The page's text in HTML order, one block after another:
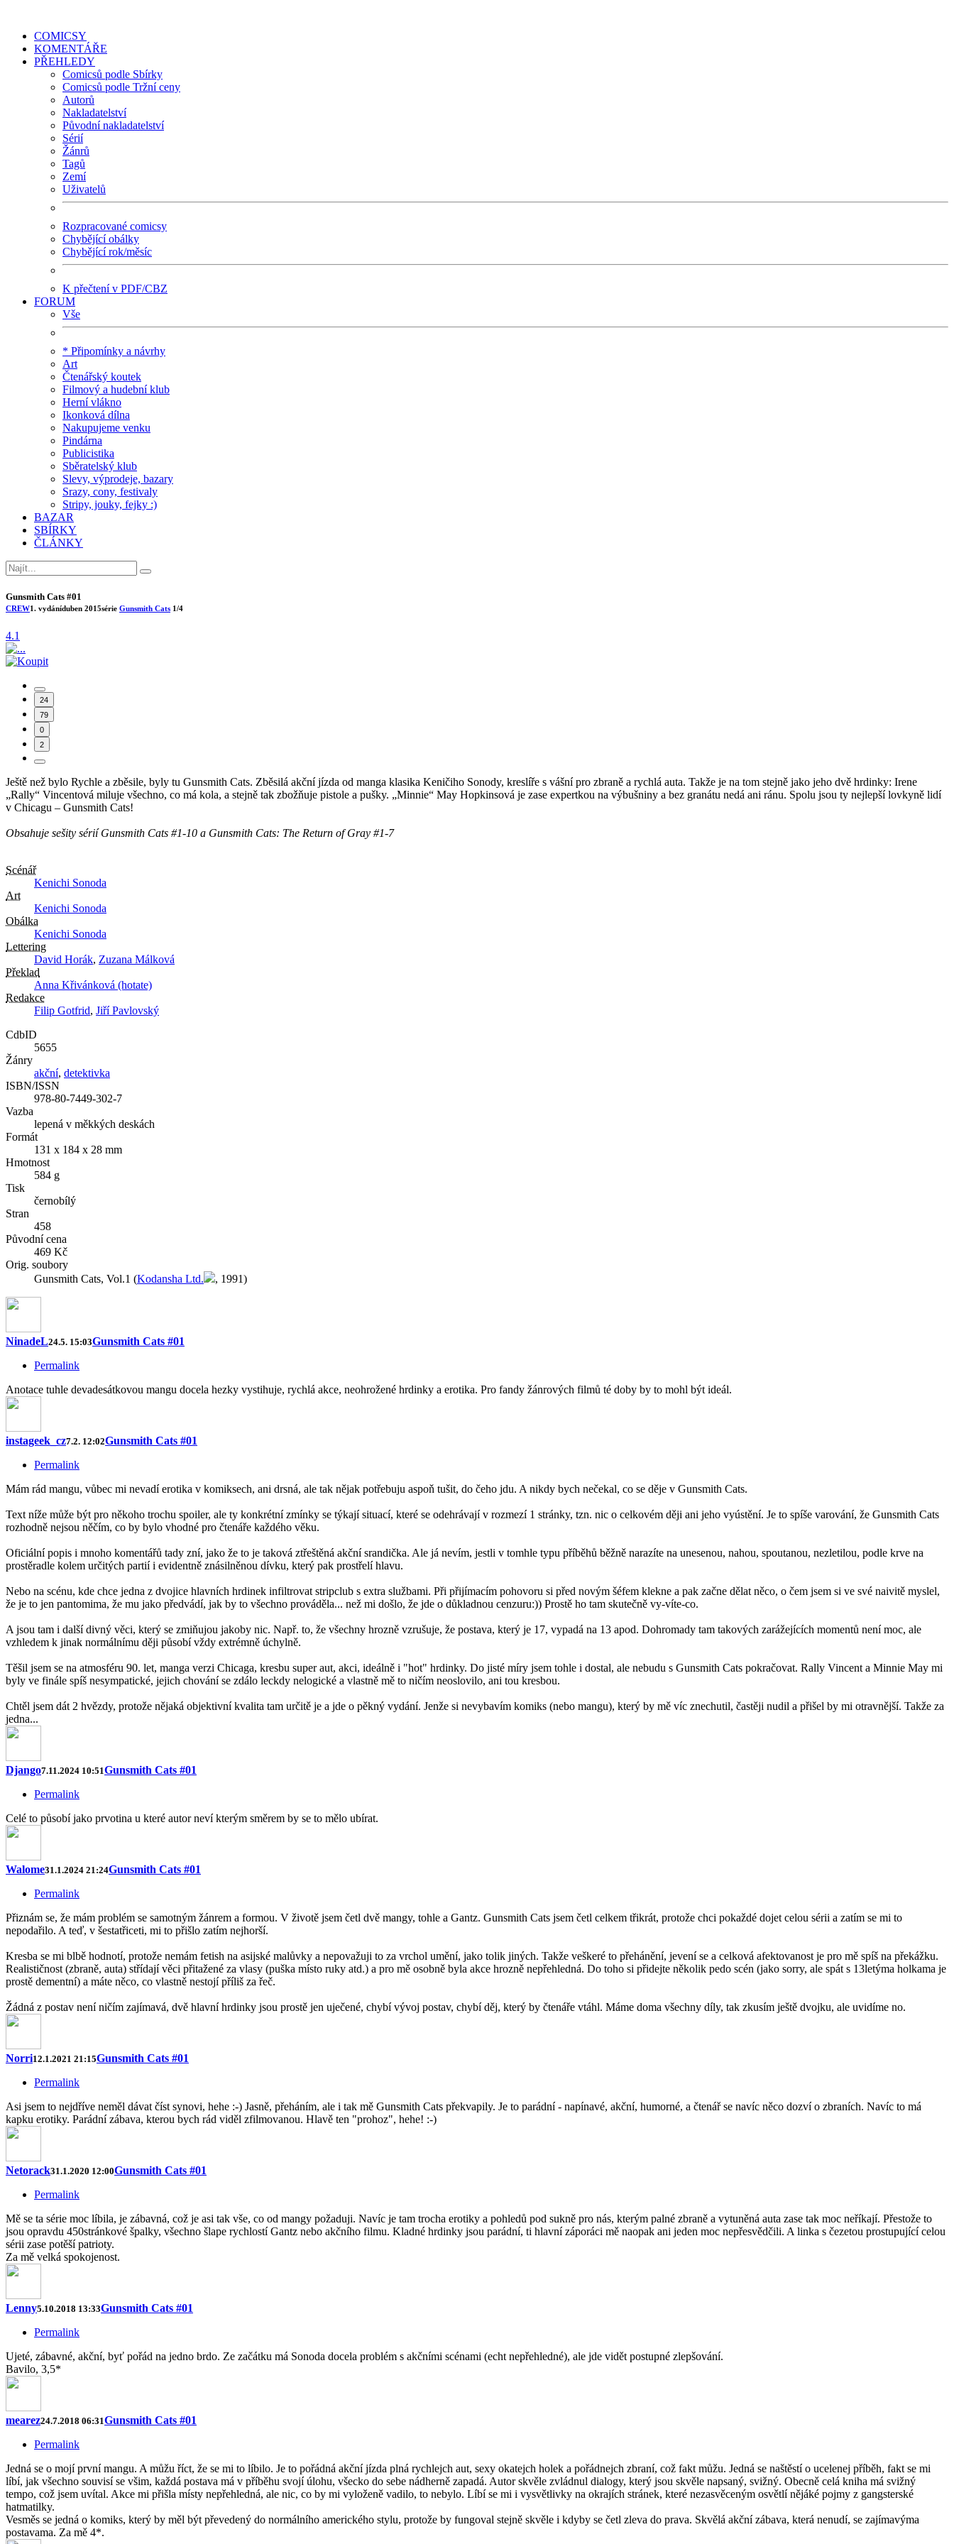
COMICSY
KOMENTÁŘE
PŘEHLEDY
Comicsů podle Sbírky
Comicsů podle Tržní ceny
Autorů
Nakladatelství
Původní nakladatelství
Sérií
Žánrů
Tagů
Zemí
Uživatelů
Rozpracované comicsy
Chybějící obálky
Chybějící rok/měsíc
K přečtení v PDF/CBZ
FORUM
Vše
* Připomínky a návrhy
Art
Čtenářský koutek
Filmový a hudební klub
Herní vlákno
Ikonková dílna
Nakupujeme venku
Pindárna
Publicistika
Sběratelský klub
Slevy, výprodeje, bazary
Srazy, cony, festivaly
Stripy, jouky, fejky :)
BAZAR
SBÍRKY
ČLÁNKY
Gunsmith Cats #01
CREW1. vydáníduben 2015série Gunsmith Cats 1/4
4.1
24
79
0
2
Ještě než bylo Rychle a zběsile, byly tu Gunsmith Cats. Zběsilá akční jízda od manga klasika Keničiho Sonody, kreslíře s vášní pro zbraně a rychlá auta. Takže je na tom stejně jako jeho dvě hrdinky: Irene
„Rally“ Vincentová miluje všechno, co má kola, a stejně tak zbožňuje pistole a pušky. „Minnie“ May Hopkinsová je zase expertkou na výbušniny a bez granátu nedá ani ránu. Spolu jsou ty nejlepší lovkyně lidí
v Chicagu – Gunsmith Cats!
Obsahuje sešity sérií Gunsmith Cats #1-10 a Gunsmith Cats: The Return of Gray #1-7
Scénář
Kenichi Sonoda
Art
Kenichi Sonoda
Obálka
Kenichi Sonoda
Lettering
David Horák, Zuzana Málková
Překlad
Anna Křivánková (hotate)
Redakce
Filip Gotfrid, Jiří Pavlovský
CdbID
5655
Žánry
akční, detektivka
ISBN/ISSN
978-80-7449-302-7
Vazba
lepená v měkkých deskách
Formát
131 x 184 x 28 mm
Hmotnost
584 g
Tisk
černobílý
Stran
458
Původní cena
469 Kč
Orig. soubory
Gunsmith Cats, Vol.1 (Kodansha Ltd. , 1991)
NinadeL24.5. 15:03Gunsmith Cats #01
Permalink
Anotace tuhle devadesátkovou mangu docela hezky vystihuje, rychlá akce, neohrožené hrdinky a erotika. Pro fandy žánrových filmů té doby by to mohl být ideál.
instageek_cz7.2. 12:02Gunsmith Cats #01
Permalink
Mám rád mangu, vůbec mi nevadí erotika v komiksech, ani drsná, ale tak nějak potřebuju aspoň tušit, do čeho jdu. A nikdy bych nečekal, co se děje v Gunsmith Cats.
Text níže může být pro někoho trochu spoiler, ale ty konkrétní zmínky se týkají situací, které se odehrávají v rozmezí 1 stránky, tzn. nic o celkovém ději ani jeho vyústění. Je to spíše varování, že Gunsmith Cats
rozhodně nejsou něčím, co by bylo vhodné pro čtenáře každého věku.
Oficiální popis i mnoho komentářů tady zní, jako že to je taková ztřeštěná akční srandička. Ale já nevím, jestli v tomhle typu příběhů běžně narazíte na unesenou, nahou, spoutanou, nezletilou, podle krve na
prostěradle kolem určitých partií i evidentně znásilněnou dívku, který pak prostřelí hlavu.
Nebo na scénu, kde chce jedna z dvojice hlavních hrdinek infiltrovat stripclub s extra službami. Při přijímacím pohovoru si před novým šéfem klekne a pak začne dělat něco, o čem jsem si ve své naivitě myslel,
že je to jen pantomima, že mu jako předvádí, jak by to všechno prováděla... než mi došlo, že jde o důkladnou cenzuru:)) Prostě ho tam skutečně vy-víte-co.
A jsou tam i další divný věci, který se zmiňujou jakoby nic. Např. to, že všechny hrozně vzrušuje, že postava, který je 17, vypadá na 13 apod. Dohromady tam takových zarážejících momentů není moc, ale
vzhledem k jinak normálnímu ději působí vždy extrémně úchylně.
Těšil jsem se na atmosféru 90. let, manga verzi Chicaga, kresbu super aut, akci, ideálně i "hot" hrdinky. Do jisté míry jsem tohle i dostal, ale nebudu s Gunsmith Cats pokračovat. Rally Vincent a Minnie May mi
byly ve finále spíš nesympatické, jejich chování se zdálo leckdy nelogické a vlastně mě to ničím neoslovilo, ani tou kresbou.
Chtěl jsem dát 2 hvězdy, protože nějaká objektivní kvalita tam určitě je a jde o pěkný vydání. Jenže si nevybavím komiks (nebo mangu), který by mě víc znechutil, častěji nudil a přišel by mi otravnější. Takže za
jedna...
Django7.11.2024 10:51Gunsmith Cats #01
Permalink
Celé to působí jako prvotina u které autor neví kterým směrem by se to mělo ubírat.
Walome31.1.2024 21:24Gunsmith Cats #01
Permalink
Přiznám se, že mám problém se samotným žánrem a formou. V životě jsem četl dvě mangy, tohle a Gantz. Gunsmith Cats jsem četl celkem třikrát, protože chci pokaždé dojet celou sérii a zatím se mi to
nepodařilo. A teď, v šestatřiceti, mi to přišlo zatím nejhorší.
Kresba se mi blbě hodnotí, protože nemám fetish na asijské malůvky a nepovažuji to za vrchol umění, jako tolik jiných. Takže veškeré to přehánění, jevení se a celková afektovanost je pro mě spíš na překážku.
Realističnost (zbraně, auta) střídají věci přitažené za vlasy (puška místo ruky atd.) a pro mě osobně byla akce hrozně nepřehledná. Do toho si přidejte několik pedo scén (jako sorry, ale spát s 13letýma holkama je
prostě dementní) a máte něco, co vlastně nestojí příliš za řeč.
Žádná z postav není ničím zajímavá, dvě hlavní hrdinky jsou prostě jen uječené, chybí vývoj postav, chybí děj, který by čtenáře vtáhl. Máme doma všechny díly, tak zkusím ještě dvojku, ale uvidíme no.
Norri12.1.2021 21:15Gunsmith Cats #01
Permalink
Asi jsem to nejdříve neměl dávat číst synovi, hehe :-) Jasně, přeháním, ale i tak mě Gunsmith Cats překvapily. Je to parádní - napínavé, akční, humorné, a čtenář se navíc něco dozví o zbraních. Navíc to má
kapku erotiky. Parádní zábava, kterou bych rád viděl zfilmovanou. Hlavě ten "prohoz", hehe! :-)
Netorack31.1.2020 12:00Gunsmith Cats #01
Permalink
Mě se ta série moc líbila, je zábavná, což je asi tak vše, co od mangy požaduji. Navíc je tam trocha erotiky a pohledů pod sukně pro nás, kterým palné zbraně a vytuněná auta zase tak moc neříkají. Přestože to
jsou opravdu 450stránkové špalky, všechno šlape rychlostí Gantz nebo akčního filmu. Kladné hrdinky jsou parádní, ti hlavní záporáci mě naopak ani jeden moc nepřesvědčili. A linka s čezetou prostupující celou
sérii zase potěší patrioty.
Za mě velká spokojenost.
Lenny5.10.2018 13:33Gunsmith Cats #01
Permalink
Ujeté, zábavné, akční, byť pořád na jedno brdo. Ze začátku má Sonoda docela problém s akčními scénami (echt nepřehledné), ale jde vidět postupné zlepšování.
Bavilo, 3,5*
mearez24.7.2018 06:31Gunsmith Cats #01
Permalink
Jedná se o mojí první mangu. A můžu říct, že se mi to líbilo. Je to pořádná akční jízda plná rychlejch aut, sexy okatejch holek a pořádnejch zbraní, což fakt můžu. Jedná se naštěstí o ucelenej příběh, fakt se mi
líbí, jak všechno souvisí se všim, každá postava má v příběhu svojí úlohu, všecko do sebe nádherně zapadá. Autor skvěle zvládnul dialogy, který jsou skvěle napsaný, svižný. Obecně celá kniha má svižný
tempo, což jsem uvítal. Akce mi přišla místy nepřehledná, ale nic, co by mi vyloženě vadilo, to nebylo. Líbí se mi i vysvětlivky na okrajích stránek, které nezasvěceným osvětlí nějáké pojmy z gangsterské
hatmatilky.
Vesměs se jedná o komiks, který by měl být převedený do normálního amerického stylu, protože by fungoval stejně skvěle i kdyby se četl zleva do prava. Skvělá akční zábava, která nenudí, se zajímavýma
postavama. Za mě 4*.